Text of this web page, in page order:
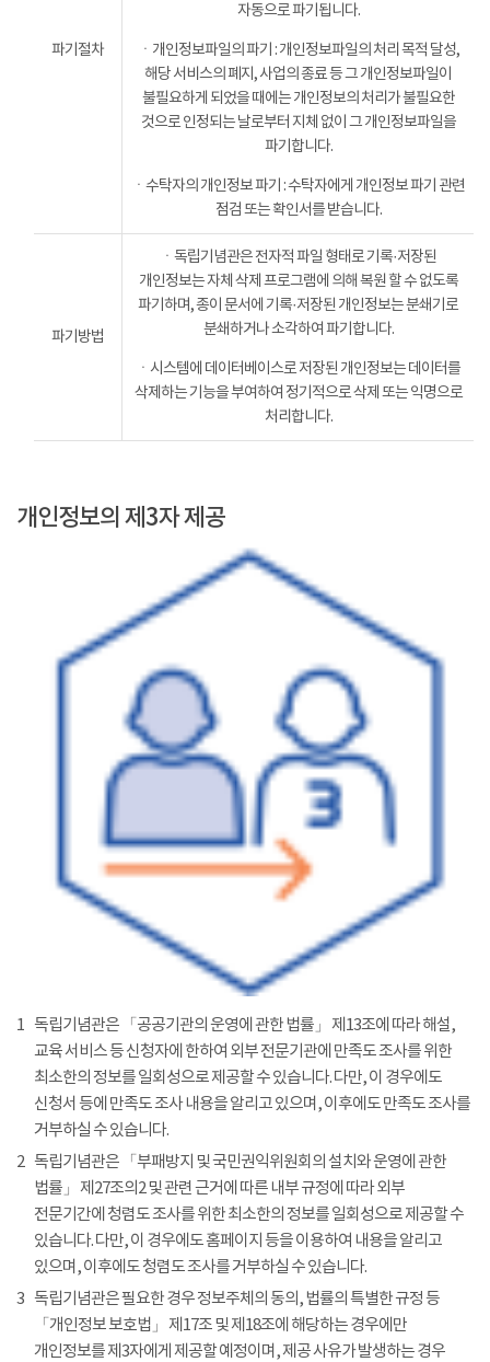
파기절차
자동으로 파기됩니다.
ㆍ개인정보파일의 파기 : 개인정보파일의 처리 목적 달성,
해당 서비스의 폐지, 사업의 종료 등 그 개인정보파일이
불필요하게 되었을 때에는 개인정보의 처리가 불필요한
것으로 인정되는 날로부터 지체 없이 그 개인정보파일을
파기합니다.
ㆍ수탁자의 개인정보 파기 : 수탁자에게 개인정보 파기 관련
점검 또는 확인서를 받습니다.
파기방법
ㆍ독립기념관은 전자적 파일 형태로 기록·저장된
개인정보는 자체 삭제 프로그램에 의해 복원 할 수 없도록
파기하며, 종이 문서에 기록·저장된 개인정보는 분쇄기로
분쇄하거나 소각하여 파기합니다.
ㆍ시스템에 데이터베이스로 저장된 개인정보는 데이터를
삭제하는 기능을 부여하여 정기적으로 삭제 또는 익명으로
처리합니다.
개인정보의 제3자 제공
1 독립기념관은 「공공기관의 운영에 관한 법률」 제13조에 따라 해설,
교육 서비스 등 신청자에 한하여 외부 전문기관에 만족도 조사를 위한
최소한의 정보를 일회성으로 제공할 수 있습니다. 다만, 이 경우에도
신청서 등에 만족도 조사 내용을 알리고 있으며, 이후에도 만족도 조사를
거부하실 수 있습니다.
2 독립기념관은 「부패방지 및 국민권익위원회의 설치와 운영에 관한
법률」 제27조의2 및 관련 근거에 따른 내부 규정에 따라 외부
전문기간에 청렴도 조사를 위한 최소한의 정보를 일회성으로 제공할 수
있습니다. 다만, 이 경우에도 홈페이지 등을 이용하여 내용을 알리고
있으며, 이후에도 청렴도 조사를 거부하실 수 있습니다.
3 독립기념관은 필요한 경우 정보주체의 동의, 법률의 특별한 규정 등
「개인정보 보호법」 제17조 및 제18조에 해당하는 경우에만
개인정보를 제3자에게 제공할 예정이며, 제공 사유가 발생하는 경우